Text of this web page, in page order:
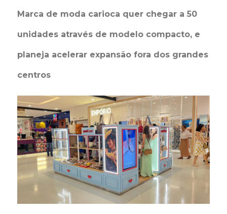
Marca de moda carioca quer chegar a 50
unidades através de modelo compacto, e
planeja acelerar expansão fora dos grandes
centros